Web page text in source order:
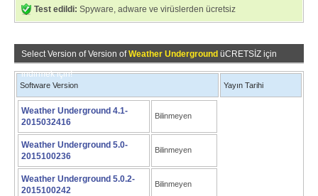
Test edildi: Spyware, adware ve virüslerden ücretsiz
Select Version of Version ofWeather Underground üCRETSİZ için
indirmek için!
Software Version Yayın Tarihi
Weather Underground 4.1-
2015032416
Bilinmeyen
Weather Underground 5.0-
2015100236
Bilinmeyen
Weather Underground 5.0.2-
2015100242
Bilinmeyen